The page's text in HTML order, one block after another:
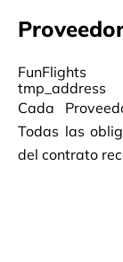
Precio por
FunFlights
tmp_address
Cada
Todas las
del contrato